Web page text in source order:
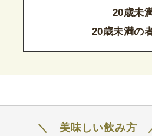
20歳未
20歳未満の
美味しい飲み方